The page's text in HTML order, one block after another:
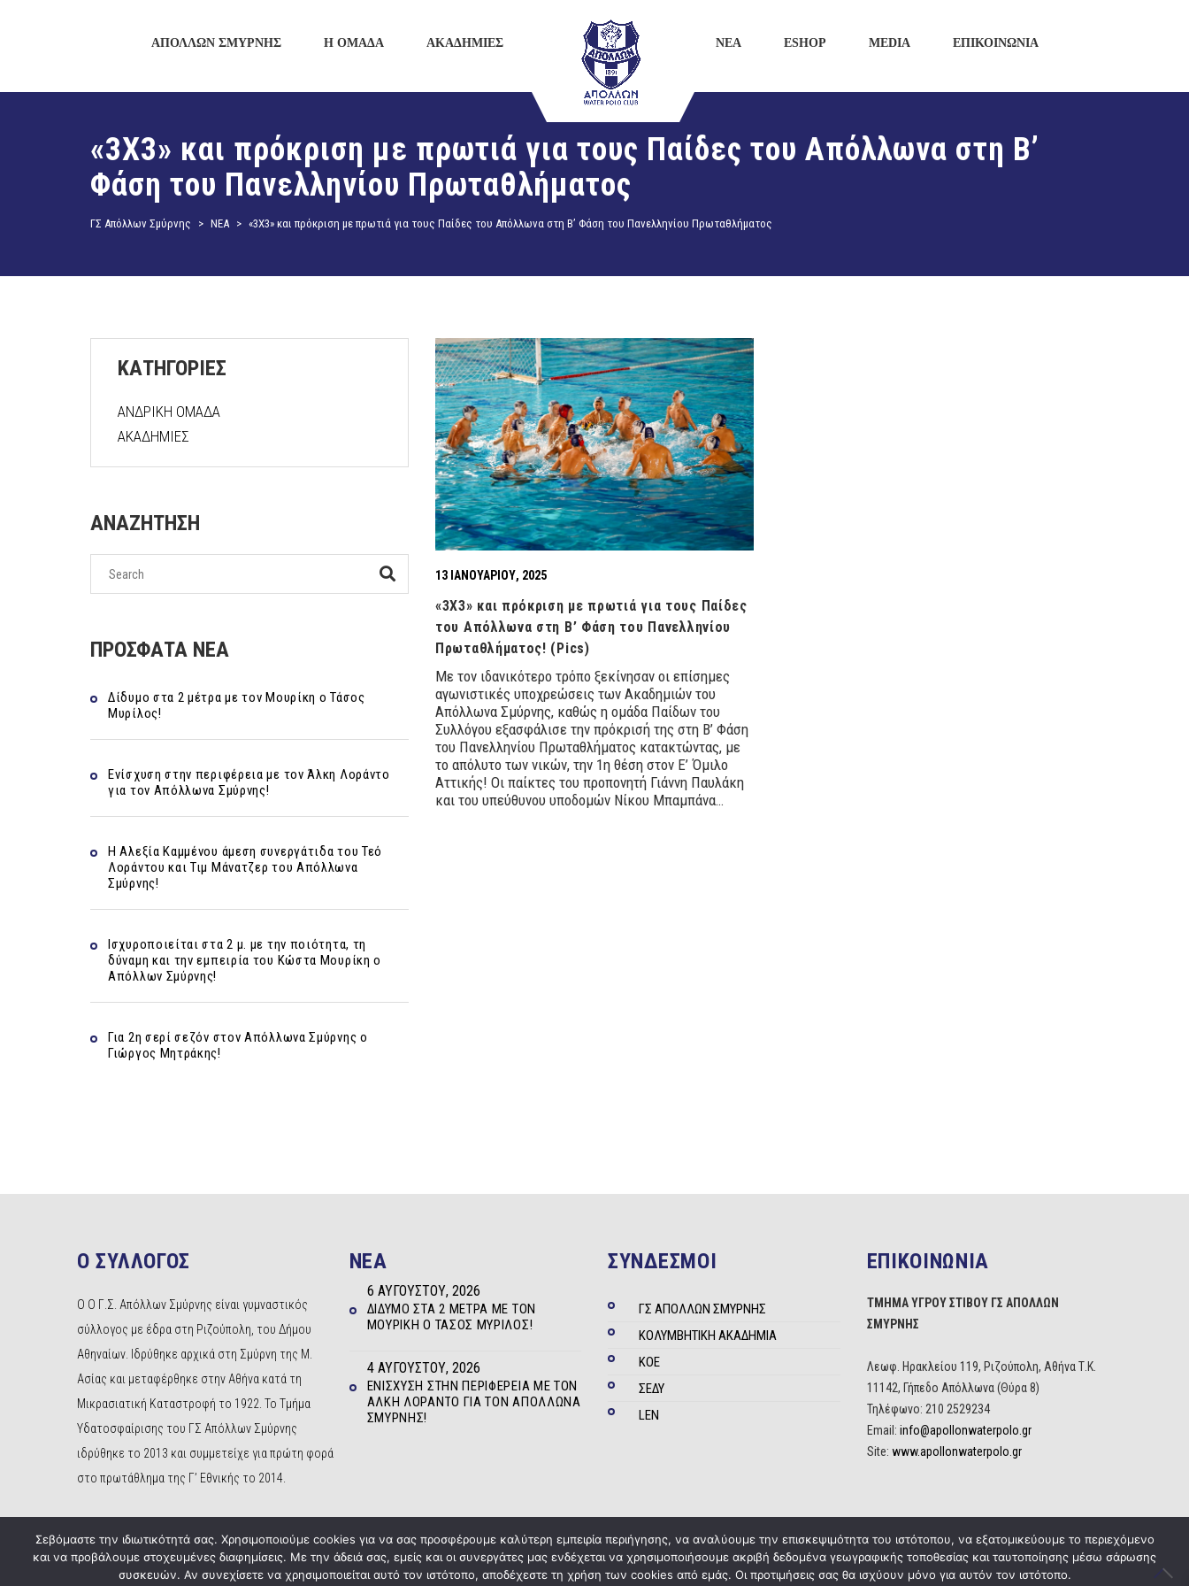
ΑΠΟΛΛΩΝ ΣΜΥΡΝΗΣ Η ΟΜΑΔΑ ΑΚΑΔΗΜΙΕΣ ΝΕΑ ESHOP MEDIA ΕΠΙΚΟΙΝΩΝΙΑ
«3Χ3» και πρόκριση με πρωτιά για τους Παίδες του Απόλλωνα στη Β’
Φάση του Πανελληνίου Πρωταθλήματος
ΓΣ Απόλλων Σμύρνης > ΝΕΑ > «3Χ3» και πρόκριση με πρωτιά για τους Παίδες του Απόλλωνα στη Β’ Φάση του Πανελληνίου Πρωταθλήματος
13 ΙΑΝΟΥΑΡΊΟΥ, 2025
«3Χ3» και πρόκριση με πρωτιά για τους Παίδες
του Απόλλωνα στη Β’ Φάση του Πανελληνίου
Πρωταθλήματος! (Pics)
Με τον ιδανικότερο τρόπο ξεκίνησαν οι επίσημες
αγωνιστικές υποχρεώσεις των Ακαδημιών του
Απόλλωνα Σμύρνης, καθώς η ομάδα Παίδων του
Συλλόγου εξασφάλισε την πρόκρισή της στη Β’ Φάση
του Πανελληνίου Πρωταθλήματος κατακτώντας, με
το απόλυτο των νικών, την 1η θέση στον Ε’ Όμιλο
Αττικής! Οι παίκτες του προπονητή Γιάννη Παυλάκη
και του υπεύθυνου υποδομών Νίκου Μπαμπάνα…
ΚΑΤΗΓΟΡΙΕΣ
ΑΝΔΡΙΚΗ ΟΜΑΔΑ
ΑΚΑΔΗΜΙΕΣ
ΑΝΑΖΗΤΗΣΗ
ΠΡΟΣΦΑΤΑ ΝΕΑ
Δίδυμο στα 2 μέτρα με τον Μουρίκη ο Τάσος
Μυρίλος!
Ενίσχυση στην περιφέρεια με τον Άλκη Λοράντο
για τον Απόλλωνα Σμύρνης!
Η Αλεξία Καμμένου άμεση συνεργάτιδα του Τεό
Λοράντου και Τιμ Μάνατζερ του Απόλλωνα
Σμύρνης!
Ισχυροποιείται στα 2 μ. με την ποιότητα, τη
δύναμη και την εμπειρία του Κώστα Μουρίκη ο
Απόλλων Σμύρνης!
Για 2η σερί σεζόν στον Απόλλωνα Σμύρνης ο
Γιώργος Μητράκης!
Ο ΣΥΛΛΟΓΟΣ
Ο Ο Γ.Σ. Απόλλων Σμύρνης είναι γυμναστικός
σύλλογος με έδρα στη Ριζούπολη, του Δήμου
Αθηναίων. Ιδρύθηκε αρχικά στη Σμύρνη της Μ.
Ασίας και μεταφέρθηκε στην Αθήνα κατά τη
Μικρασιατική Καταστροφή το 1922. Το Τμήμα
Υδατοσφαίρισης του ΓΣ Απόλλων Σμύρνης
ιδρύθηκε το 2013 και συμμετείχε για πρώτη φορά
στο πρωτάθλημα της Γ’ Εθνικής το 2014.
NEA
ΔΊΔΥΜΟ ΣΤΑ 2 ΜΈΤΡΑ ΜΕ ΤΟΝ
ΜΟΥΡΊΚΗ Ο ΤΆΣΟΣ ΜΥΡΊΛΟΣ!
6 ΑΥΓΟΎΣΤΟΥ, 2026
ΕΝΊΣΧΥΣΗ ΣΤΗΝ ΠΕΡΙΦΈΡΕΙΑ ΜΕ ΤΟΝ
ΆΛΚΗ ΛΟΡΆΝΤΟ ΓΙΑ ΤΟΝ ΑΠΌΛΛΩΝΑ
ΣΜΎΡΝΗΣ!
4 ΑΥΓΟΎΣΤΟΥ, 2026
ΣΥΝΔΕΣΜΟΙ
ΓΣ ΑΠΟΛΛΩΝ ΣΜΥΡΝΗΣ
ΚΟΛΥΜΒΗΤΙΚΗ ΑΚΑΔΗΜΙΑ
ΚΟΕ
ΣΕΔΥ
LEN
ΕΠΙΚΟΙΝΩΝΙΑ
ΤΜΗΜΑ ΥΓΡΟΥ ΣΤΙΒΟΥ ΓΣ ΑΠΟΛΛΩΝ
ΣΜΥΡΝΗΣ
Λεωφ. Ηρακλείου 119, Ριζούπολη, Αθήνα Τ.Κ.
11142, Γήπεδο Απόλλωνα (Θύρα 8)
Τηλέφωνο: 210 2529234
Email: info@apollonwaterpolo.gr
Site: www.apollonwaterpolo.gr
Copyright © 2020ΓΣ Απόλλων ΣμύρνηςPowered byFive Media
Σεβόμαστε την ιδιωτικότητά σας. Χρησιμοποιούμε cookies για να σας προσφέρουμε καλύτερη εμπειρία περιήγησης, να αναλύουμε την επισκεψιμότητα του ιστότοπου, να εξατομικεύουμε το περιεχόμενο
και να προβάλουμε στοχευμένες διαφημίσεις. Με την άδειά σας, εμείς και οι συνεργάτες μας ενδέχεται να χρησιμοποιήσουμε ακριβή δεδομένα γεωγραφικής τοποθεσίας και ταυτοποίησης μέσω σάρωσης
συσκευών. Αν συνεχίσετε να χρησιμοποιείται αυτό τον ιστότοπο, αποδέχεστε τη χρήση των cookies από εμάς. Οι προτιμήσεις σας θα ισχύουν μόνο για αυτόν τον ιστότοπο.